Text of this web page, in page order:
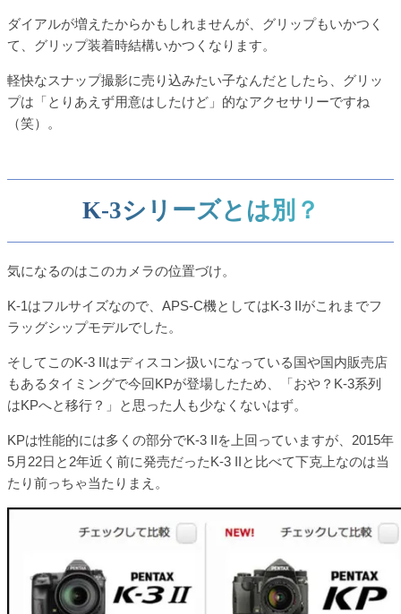
ダイアルが増えたからかもしれませんが、グリップもいかつく
て、グリップ装着時結構いかつくなります。
軽快なスナップ撮影に売り込みたい子なんだとしたら、グリッ
プは「とりあえず用意はしたけど」的なアクセサリーですね
（笑）。
K-3シリーズとは別？
気になるのはこのカメラの位置づけ。
K-1はフルサイズなので、APS-C機としてはK-3 IIがこれまでフ
ラッグシップモデルでした。
そしてこのK-3 IIはディスコン扱いになっている国や国内販売店
もあるタイミングで今回KPが登場したため、「おや？K-3系列
はKPへと移行？」と思った人も少なくないはず。
KPは性能的には多くの部分でK-3 IIを上回っていますが、2015年
5月22日と2年近く前に発売だったK-3 IIと比べて下克上なのは当
たり前っちゃ当たりまえ。